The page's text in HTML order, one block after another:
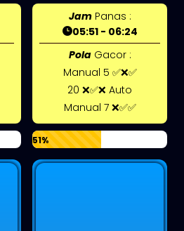
JamPanas :
05:51 - 06:24
PolaGacor :
Manual 5 ✅❌✅
20 ❌✅❌ Auto
Manual 7 ❌✅✅
51%